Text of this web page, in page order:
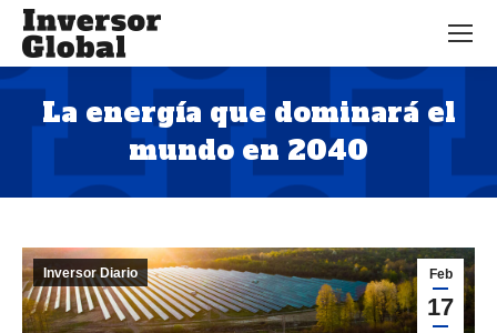
La energía que dominará el
mundo en 2040
Estás aquí:
Feb
17
Inversor Diario